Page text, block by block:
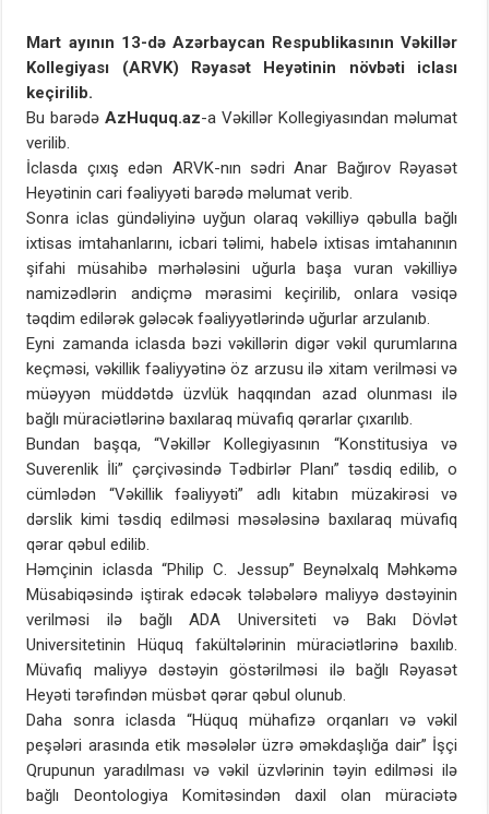
Mart ayının 13-də Azərbaycan Respublikasının Vəkillər
Kollegiyası (ARVK) Rəyasət Heyətinin növbəti iclası
keçirilib.
Bu barədəAzHuquq.az-a Vəkillər Kollegiyasından məlumat
verilib.
İclasda çıxış edən ARVK-nın sədri Anar Bağırov Rəyasət
Heyətinin cari fəaliyyəti barədə məlumat verib.
Sonra iclas gündəliyinə uyğun olaraq vəkilliyə qəbulla bağlı
ixtisas imtahanlarını, icbari təlimi, habelə ixtisas imtahanının
şifahi müsahibə mərhələsini uğurla başa vuran vəkilliyə
namizədlərin andiçmə mərasimi keçirilib, onlara vəsiqə
təqdim edilərək gələcək fəaliyyətlərində uğurlar arzulanıb.
Eyni zamanda iclasda bəzi vəkillərin digər vəkil qurumlarına
keçməsi, vəkillik fəaliyyətinə öz arzusu ilə xitam verilməsi və
müəyyən müddətdə üzvlük haqqından azad olunması ilə
bağlı müraciətlərinə baxılaraq müvafiq qərarlar çıxarılıb.
Bundan başqa, “Vəkillər Kollegiyasının “Konstitusiya və
Suverenlik İli” çərçivəsində Tədbirlər Planı” təsdiq edilib, o
cümlədən “Vəkillik fəaliyyəti” adlı kitabın müzakirəsi və
dərslik kimi təsdiq edilməsi məsələsinə baxılaraq müvafiq
qərar qəbul edilib.
Həmçinin iclasda “Philip C. Jessup” Beynəlxalq Məhkəmə
Müsabiqəsində iştirak edəcək tələbələrə maliyyə dəstəyinin
verilməsi ilə bağlı ADA Universiteti və Bakı Dövlət
Universitetinin Hüquq fakültələrinin müraciətlərinə baxılıb.
Müvafiq maliyyə dəstəyin göstərilməsi ilə bağlı Rəyasət
Heyəti tərəfindən müsbət qərar qəbul olunub.
Daha sonra iclasda “Hüquq mühafizə orqanları və vəkil
peşələri arasında etik məsələlər üzrə əməkdaşlığa dair” İşçi
Qrupunun yaradılması və vəkil üzvlərinin təyin edilməsi ilə
bağlı Deontologiya Komitəsindən daxil olan müraciətə